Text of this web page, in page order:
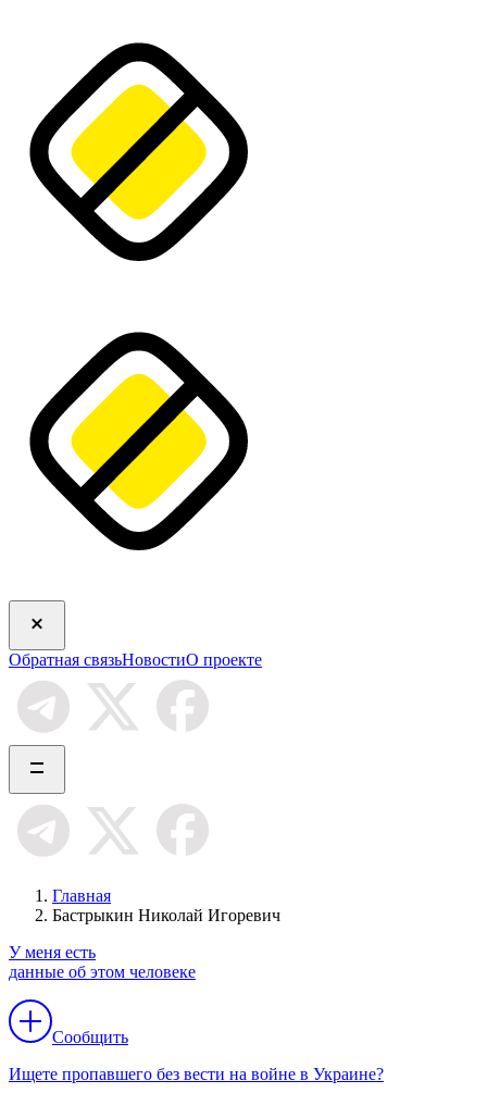
Обратная связьНовостиО проекте
Главная
Бастрыкин Николай Игоревич
У меня есть
данные об этом человеке
Сообщить
Ищете пропавшего без вести на войне в Украине?